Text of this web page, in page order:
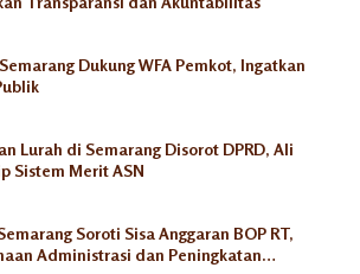
Dukung WFA Pemkot, Ingatkan
Lurah di Semarang Disorot DPRD, Ali
Sistem Merit ASN
Soroti Sisa Anggaran BOP RT,
Administrasi dan Peningkatan